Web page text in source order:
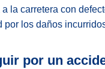
la carretera con
los daños
por un